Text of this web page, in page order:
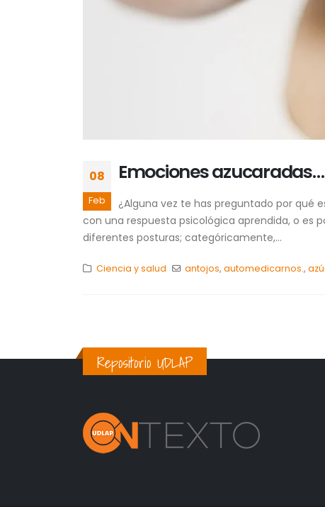
08
Feb
Emociones
¿Alguna vez te has preguntado por qué
con una respuesta psicológica aprendida, o es
diferentes posturas; categóricamente,...
Ciencia y salud antojos,automedicarnos.,
Repositorio UDLAP